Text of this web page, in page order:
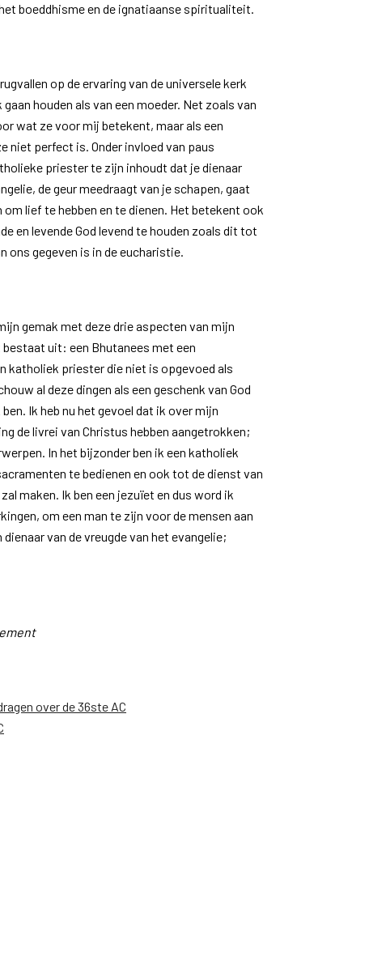
boeddhisme en de ignatiaanse spiritualiteit.
op de ervaring van de universele kerk
houden als van een moeder. Net zoals van
wat ze voor mij betekent, maar als een
niet perfect is. Onder invloed van paus
priester te zijn inhoudt dat je dienaar
de geur meedraagt van je schapen, gaat
om lief te hebben en te dienen. Het betekent ook
en levende God levend te houden zoals dit tot
ons gegeven is in de eucharistie.
gemak met deze drie aspecten van mijn
uit: een Bhutanees met een
katholiek priester die niet is opgevoed als
al deze dingen als een geschenk van God
Ik heb nu het gevoel dat ik over mijn
de livrei van Christus hebben aangetrokken;
In het bijzonder ben ik een katholiek
te bedienen en ook tot de dienst van
maken. Ik ben een jezuïet en dus word ik
om een ​​man te zijn voor de mensen aan
van de vreugde van het evangelie;
over de 36ste AC